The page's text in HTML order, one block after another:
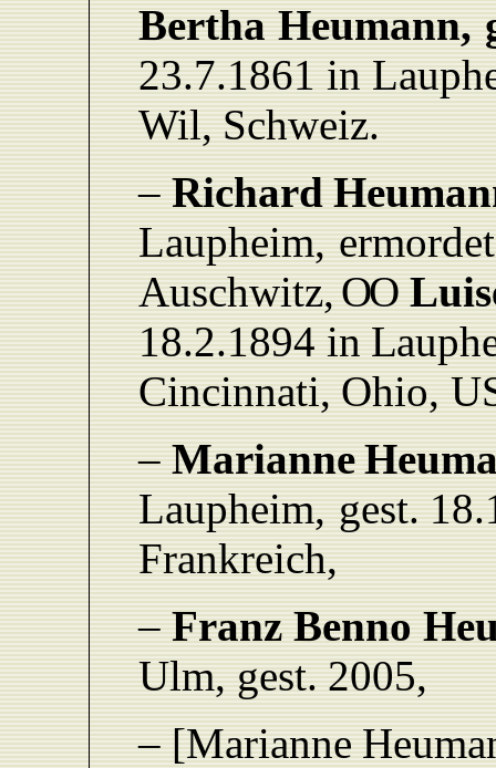
Bertha Heumann,
23.7.1861 in L
Wil, Schweiz.
–Richard
Laupheim, ermordet
Auschwitz,OO
18.2.1894 in L
Cincinnati, Ohio,
–Marianne
Laupheim, gest.
Frankreich,
–Franz Benno
Ulm, gest. 2005,
– [Marianne